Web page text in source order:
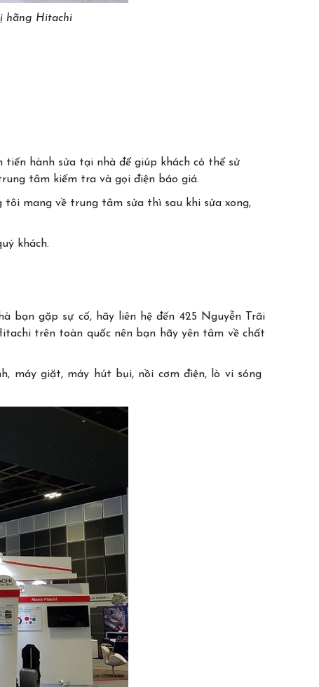
hãng Hitachi
tiến hành sửa tại nhà để giúp khách có thể sử
tâm kiểm tra và gọi điện báo giá.
mang về trung tâm sửa thì sau khi sửa xong,
khách.
bạn gặp sự cố, hãy liên hệ đến 425 Nguyễn Trãi
trên toàn quốc nên bạn hãy yên tâm về chất
máy giặt, máy hút bụi, nồi cơm điện, lò vi sóng